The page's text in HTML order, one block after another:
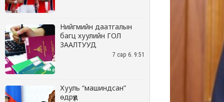
Нийгмийн даатгалын
багц хуулийн ГОЛ
ЗААЛТУУД
7 сар 6. 9:51
Хууль “машиндсан”
өдрүүд